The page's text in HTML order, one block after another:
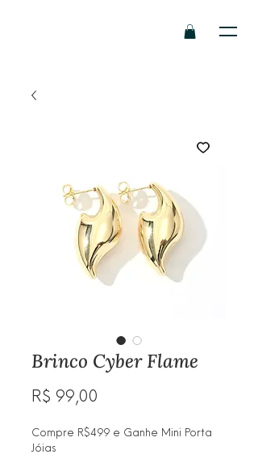
Brinco Cyber Flame
R$ 99,00
Compre R$499 e Ganhe Mini Porta
Jóias